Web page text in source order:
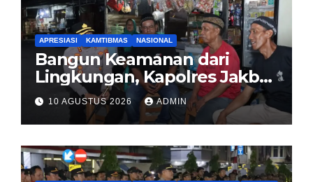
APRESIASI KAMTIBMAS NASIONAL
Bangun Keamanan dari
Lingkungan, Kapolres Jakbar
Ajak Warga Cengkareng
Aktifkan Siskamling
10 AGUSTUS 2026 ADMIN